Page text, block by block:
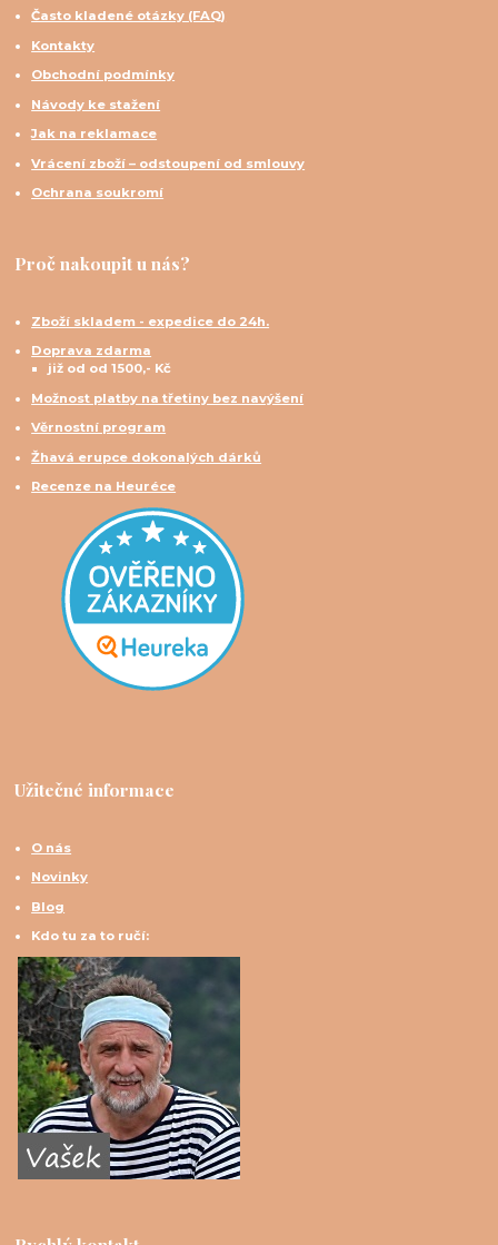
Často kladené otázky (FAQ)
Kontakty
Obchodní podmínky
Návody ke stažení
Jak na reklamace
Vrácení zboží – odstoupení od smlouvy
Ochrana soukromí
Proč nakoupit u nás?
Zboží skladem - expedice do 24h.
Doprava zdarma
již od od 1500,- Kč
Možnost platby na třetiny bez navýšení
Věrnostní program
Žhavá erupce dokonalých dárků
Recenze na Heuréce
Užitečné informace
O nás
Novinky
Blog
Kdo tu za to ručí: